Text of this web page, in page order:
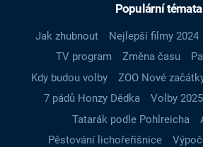
Populární témata
Jak zhubnout Nejlepší filmy 2024
TV program
Změna času
Kdy budou volby
ZOO Nové
7 pádů Honzy Dědka
Volby 2025
Tatarák podle Pohlreicha
Pěstování lichořeřišnice